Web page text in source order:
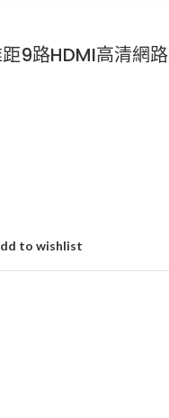
9路HDMI高清網
to wishlist